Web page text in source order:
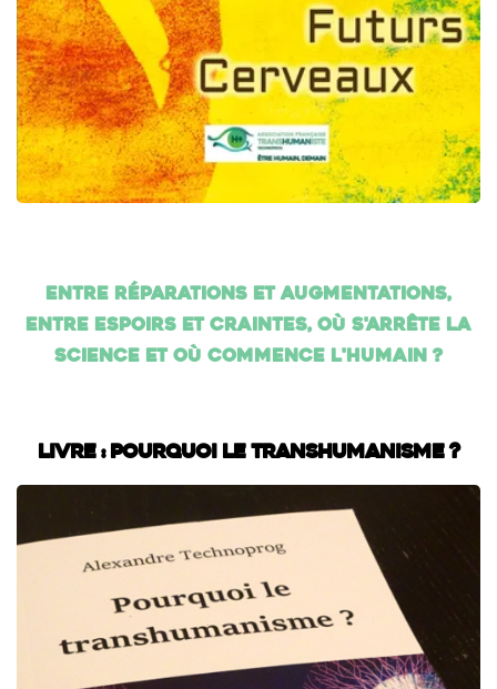
Entre réparations et augmentations,
entre espoirs et craintes, où s'arrête la
science et où commence l'humain ?
Livre : Pourquoi le transhumanisme ?